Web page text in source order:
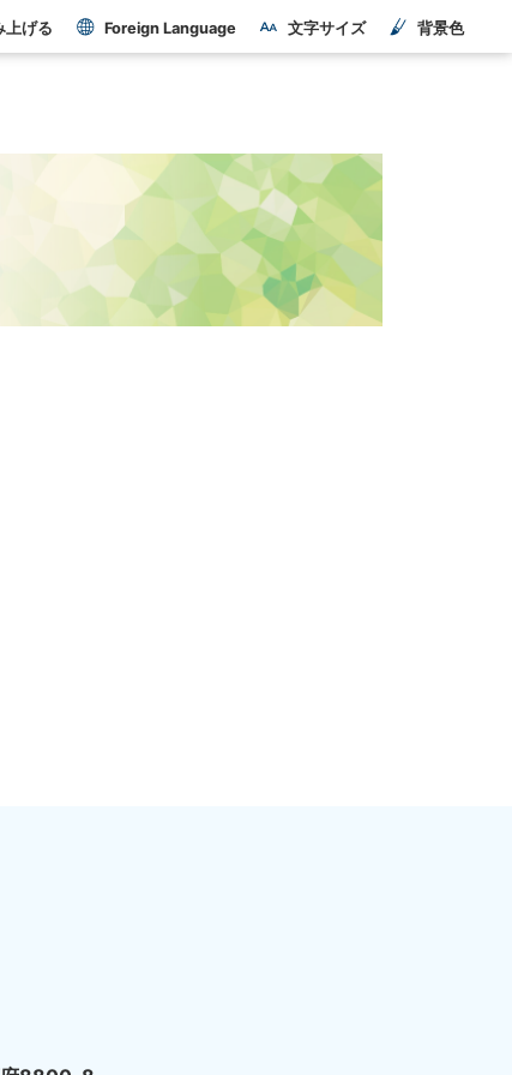
上げる Foreign Language 文字サイズ 背景色